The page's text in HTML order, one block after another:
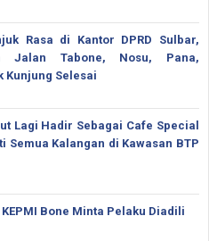
Rasa di Kantor DPRD Sulbar,
Jalan Tabone, Nosu, Pana,
Kunjung Selesai
Lagi Hadir Sebagai Cafe Special
Semua Kalangan di Kawasan BTP
Bone Minta Pelaku Diadili